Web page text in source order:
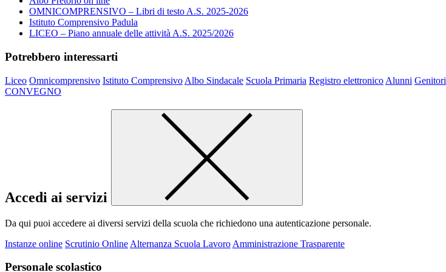
OMNICOMPRENSIVO – Libri di testo A.S. 2025-2026
Istituto Comprensivo Padula
LICEO – Piano annuale delle attività A.S. 2025/2026
Potrebbero interessarti
Liceo Omnicomprensivo Istituto Comprensivo Albo Sindacale Scuola Primaria Registro elettronico Alunni Genitori
CONVEGNO
Accedi ai servizi
Da qui puoi accedere ai diversi servizi della scuola che richiedono una autenticazione personale.
Instanze online Scrutinio Online Alternanza Scuola Lavoro Amministrazione Trasparente
Personale scolastico